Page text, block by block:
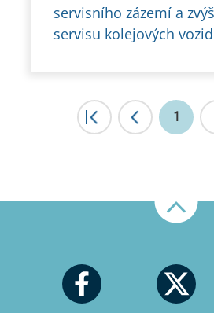
servisního zázemí a
servisu kolejových
|< 1